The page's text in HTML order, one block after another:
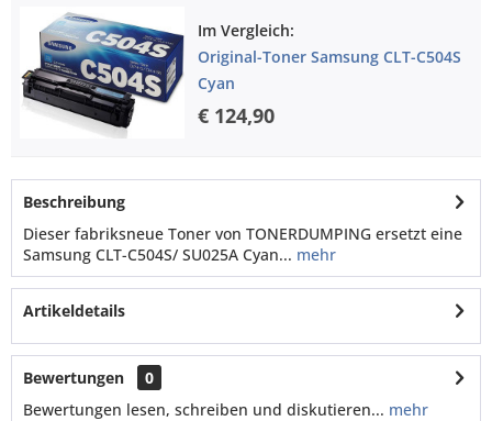
Im Vergleich:
Original-Toner Samsung CLT-C504S
Cyan
€ 124,90
Beschreibung
Dieser fabriksneue Toner von TONERDUMPING ersetzt eine
Samsung CLT-C504S/ SU025A Cyan... mehr
Artikeldetails
Bewertungen
0
Bewertungen lesen, schreiben und diskutieren... mehr